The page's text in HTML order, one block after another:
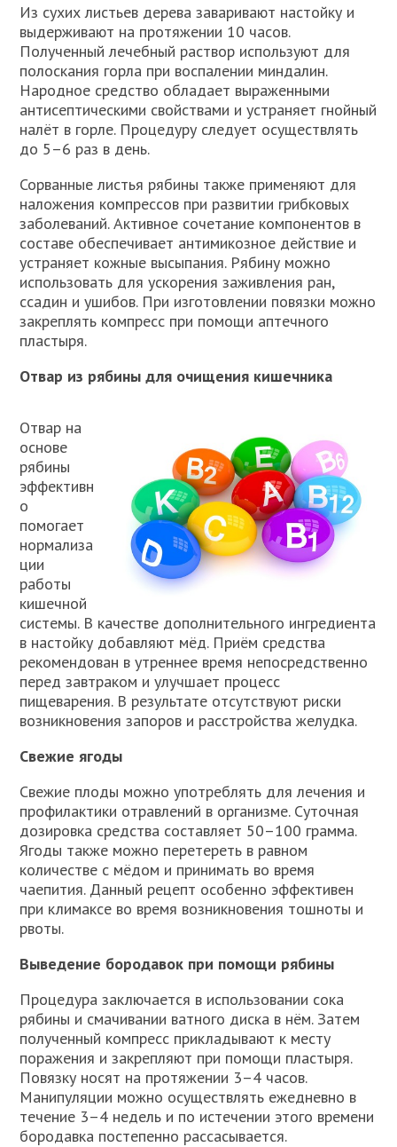
Из сухих листьев дерева заваривают настойку и
выдерживают на протяжении 10 часов.
Полученный лечебный раствор используют для
полоскания горла при воспалении миндалин.
Народное средство обладает выраженными
антисептическими свойствами и устраняет гнойный
налёт в горле. Процедуру следует осуществлять
до 5–6 раз в день.
Сорванные листья рябины также применяют для
наложения компрессов при развитии грибковых
заболеваний. Активное сочетание компонентов в
составе обеспечивает антимикозное действие и
устраняет кожные высыпания. Рябину можно
использовать для ускорения заживления ран,
ссадин и ушибов. При изготовлении повязки можно
закреплять компресс при помощи аптечного
пластыря.
Отвар из рябины для очищения кишечника
Отвар на
основе
рябины
эффективн
о
помогает
нормализа
ции
работы
кишечной
системы. В качестве дополнительного ингредиента
в настойку добавляют мёд. Приём средства
рекомендован в утреннее время непосредственно
перед завтраком и улучшает процесс
пищеварения. В результате отсутствуют риски
возникновения запоров и расстройства желудка.
Свежие ягоды
Свежие плоды можно употреблять для лечения и
профилактики отравлений в организме. Суточная
дозировка средства составляет 50­–100 грамма.
Ягоды также можно перетереть в равном
количестве с мёдом и принимать во время
чаепития. Данный рецепт особенно эффективен
при климаксе во время возникновения тошноты и
рвоты.
Выведение бородавок при помощи рябины
Процедура заключается в использовании сока
рябины и смачивании ватного диска в нём. Затем
полученный компресс прикладывают к месту
поражения и закрепляют при помощи пластыря.
Повязку носят на протяжении 3–4 часов.
Манипуляции можно осуществлять ежедневно в
течение 3–4 недель и по истечении этого времени
бородавка постепенно рассасывается.